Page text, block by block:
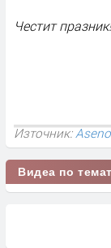
Честит празник!
Източник:
Видеа по